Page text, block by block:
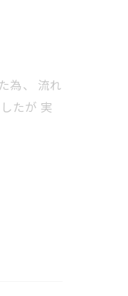
為、 流れ
たが 実